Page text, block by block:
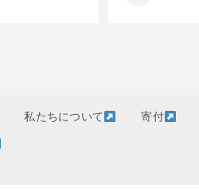
私たちについて 寄付